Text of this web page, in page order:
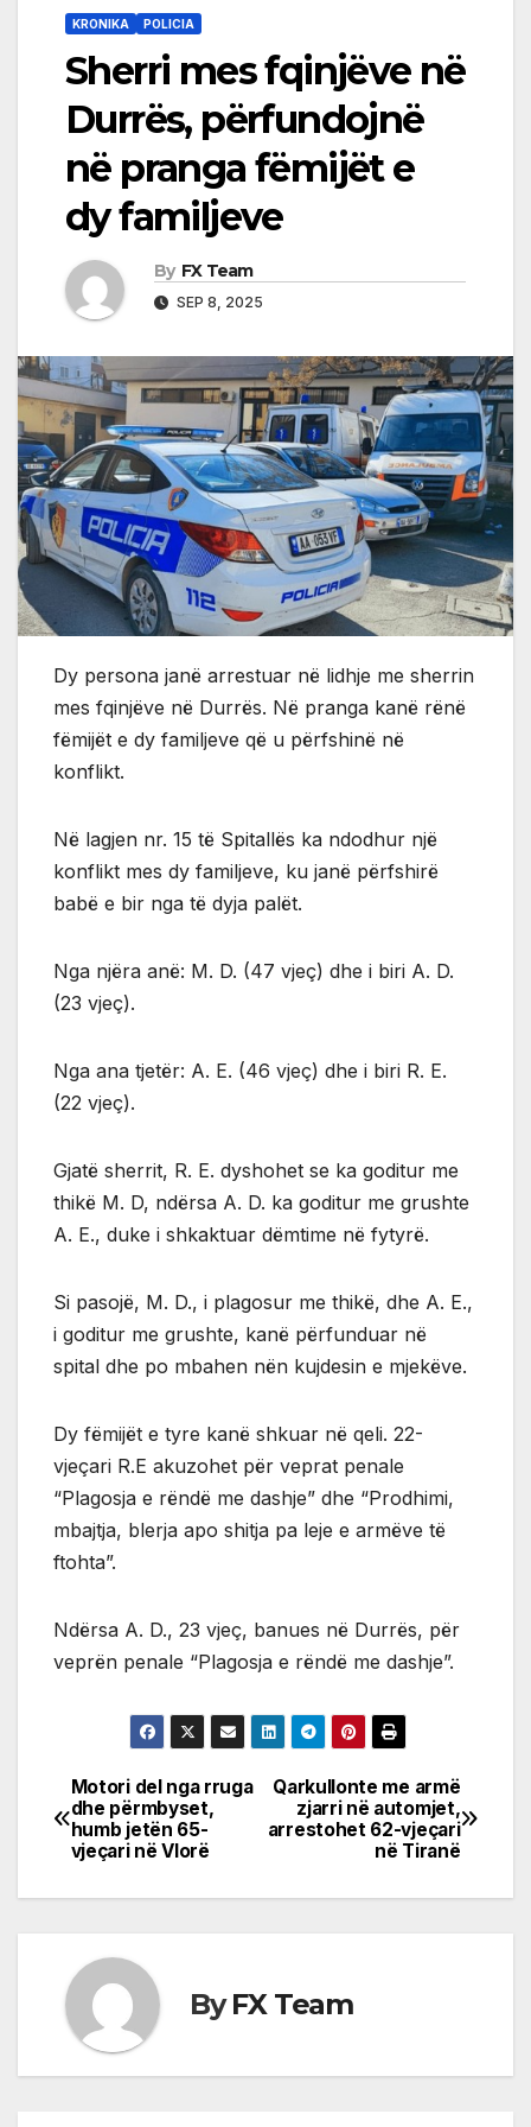
KRONIKA POLICIA
Sherri mes fqinjëve në
Durrës, përfundojnë
në pranga fëmijët e
dy familjeve
By FX Team
SEP 8, 2025
Dy persona janë arrestuar në lidhje me sherrin
mes fqinjëve në Durrës. Në pranga kanë rënë
fëmijët e dy familjeve që u përfshinë në
konflikt.
Në lagjen nr. 15 të Spitallës ka ndodhur një
konflikt mes dy familjeve, ku janë përfshirë
babë e bir nga të dyja palët.
Nga njëra anë: M. D. (47 vjeç) dhe i biri A. D.
(23 vjeç).
Nga ana tjetër: A. E. (46 vjeç) dhe i biri R. E.
(22 vjeç).
Gjatë sherrit, R. E. dyshohet se ka goditur me
thikë M. D, ndërsa A. D. ka goditur me grushte
A. E., duke i shkaktuar dëmtime në fytyrë.
Si pasojë, M. D., i plagosur me thikë, dhe A. E.,
i goditur me grushte, kanë përfunduar në
spital dhe po mbahen nën kujdesin e mjekëve.
Dy fëmijët e tyre kanë shkuar në qeli. 22-
vjeçari R.E akuzohet për veprat penale
“Plagosja e rëndë me dashje” dhe “Prodhimi,
mbajtja, blerja apo shitja pa leje e armëve të
ftohta”.
Ndërsa A. D., 23 vjeç, banues në Durrës, për
veprën penale “Plagosja e rëndë me dashje”.
Post
navigation
Qarkullonte me armë
zjarri në automjet,
arrestohet 62-vjeçari
në Tiranë
Motori del nga rruga
dhe përmbyset,
humb jetën 65-
vjeçari në Vlorë
ByFX Team